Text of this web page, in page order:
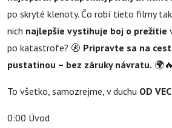
po skryté klenoty. Čo robí tieto filmy
nich najlepšie vystihuje boj o prežitie
po katastrofe? 🚷 Pripravte sa na
pustatinou – bez záruky návratu. 🌍🔥
To všetko, samozrejme, v duchu OD
0:00 Úvod